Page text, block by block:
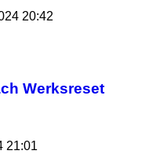
20:42
Werksreset
21:01